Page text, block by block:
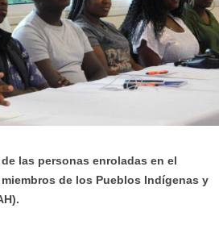
las personas enroladas en el
de los Pueblos Indígenas y